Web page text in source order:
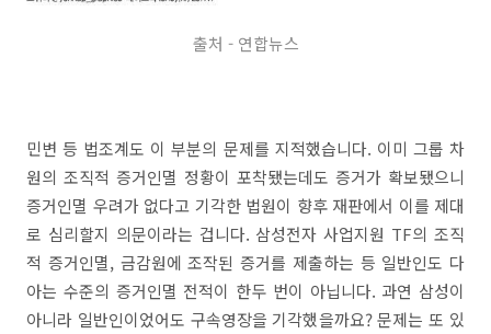
출처 - 연합뉴스
민변 등 법조계도 이 부분의 문제를 지적했습니다. 이미 그룹 차
원의 조직적 증거인멸 정황이 포착됐는데도 증거가 확보됐으니
증거인멸 우려가 없다고 기각한 법원이 향후 재판에서 이를 제대
로 심리할지 의문이라는 겁니다. 삼성전자 사업지원 TF의 조직
적 증거인멸, 금감원에 조작된 증거를 제출하는 등 일반인도 다
아는 수준의 증거인멸 전적이 한두 번이 아닙니다. 과연 삼성이
아니라 일반인이었어도 구속영장을 기각했을까요? 문제는 또 있